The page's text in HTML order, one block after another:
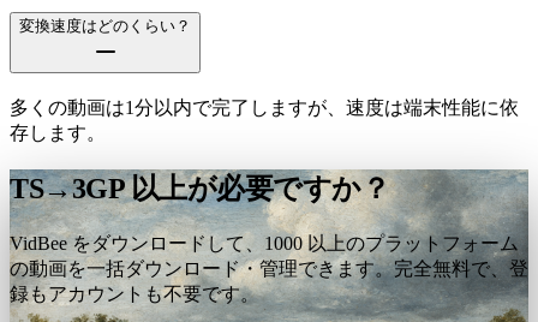
変換速度はどのくらい？
多くの動画は1分以内で完了しますが、速度は端末性能に依
存します。
TS→3GP 以上が必要ですか？
VidBee をダウンロードして、1000 以上のプラットフォーム
の動画を一括ダウンロード・管理できます。完全無料で、登
録もアカウントも不要です。